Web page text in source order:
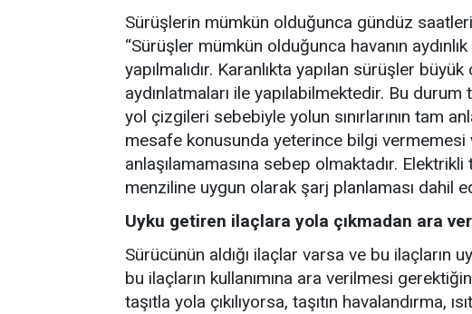
Sürüşlerin mümkün olduğunca gündüz
“Sürüşler mümkün olduğunca havanın
yapılmalıdır. Karanlıkta yapılan sürüşler
aydınlatmaları ile yapılabilmektedir. Bu
yol çizgileri sebebiyle yolun sınırlarının tam
mesafe konusunda yeterince bilgi vermemesi
anlaşılamamasına sebep olmaktadır. Elektrikli
menziline uygun olarak şarj planlaması dahil
Uyku getiren ilaçlara yola çıkmadan ara
Sürücünün aldığı ilaçlar varsa ve bu ilaçların
bu ilaçların kullanımına ara verilmesi
taşıtla yola çıkılıyorsa, taşıtın havalandırma,